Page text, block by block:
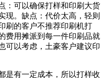
：可以确保打样和印刷大货
现。缺点：代价太高，轻则
刷的客户不推荐印刷机打
费用摊派到每一件印刷品就
可以考虑，土豪客户建议印
是有一定成本，所以打样收